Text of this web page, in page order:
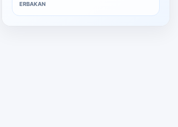
ERBAKAN